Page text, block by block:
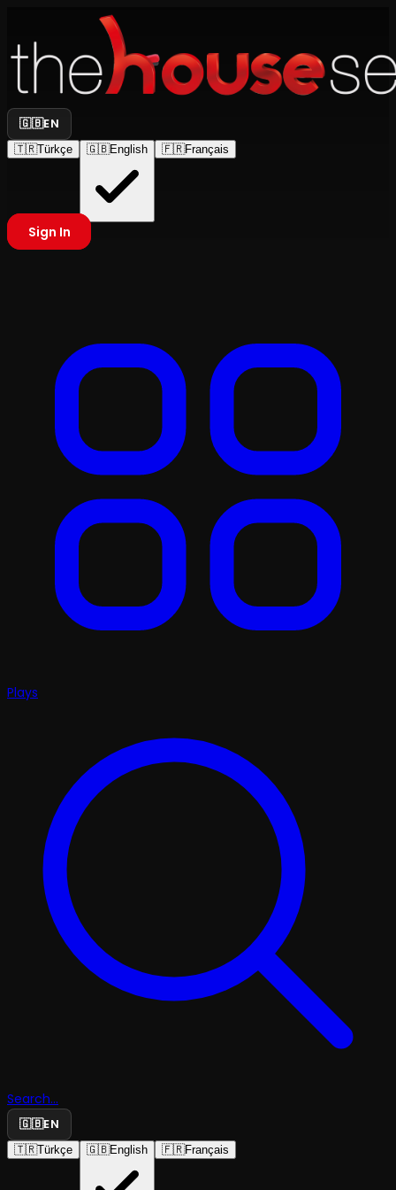
🇬🇧EN
🇹🇷Türkçe 🇬🇧English 🇫🇷Français
Sign In
Plays
Search...
🇬🇧EN
🇹🇷Türkçe 🇬🇧English 🇫🇷Français